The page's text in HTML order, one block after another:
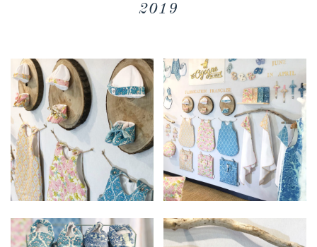
2019